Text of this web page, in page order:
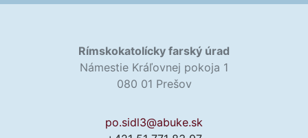
Rímskokatolícky farský úrad
Námestie Kráľovnej pokoja 1
080 01 Prešov
po.sidl3@abuke.sk